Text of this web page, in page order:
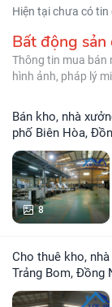
Hiện tại chưa có tin
Bất động sản
Thông tin mua bán
hình ảnh, pháp lý
Bán kho, nhà xưởng tại Đường Số 2, Phường An Bình, Thành
phố Biên Hòa,
8
Cho thuê kho, nhà xưởng Đường Quốc lộ 1A, Xã Hố Nai 3,
Trảng Bom, Đồng